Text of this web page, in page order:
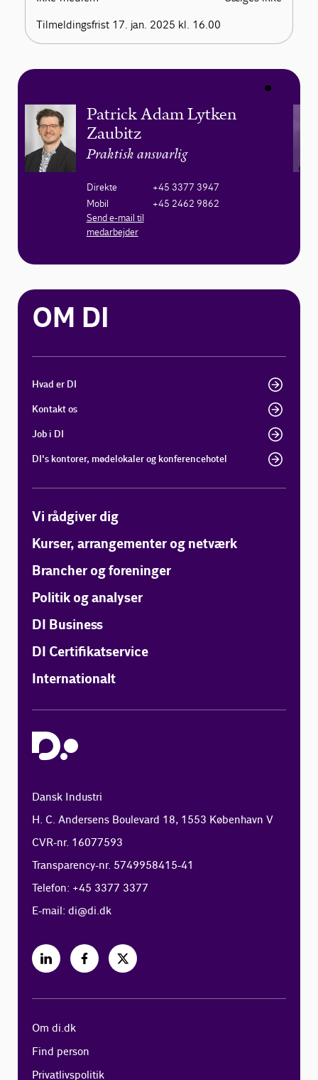
Tilmeldingsfrist 17. jan. 2025 kl. 16.00
Patrick Adam Lytken
Zaubitz
Praktisk ansvarlig
Direkte
+45 3377 3947
Mobil
+45 2462 9862
Send e-mail til
medarbejder
OM DI
Hvad er DI
Kontakt os
Job i DI
DI's kontorer, mødelokaler og konferencehotel
Vi rådgiver dig
Kurser, arrangementer og netværk
Brancher og foreninger
Politik og analyser
DI Business
DI Certifikatservice
Internationalt
Dansk Industri
H. C. Andersens Boulevard 18, 1553 København V
CVR-nr. 16077593
Transparency-nr. 5749958415-41
Telefon: +45 3377 3377
E-mail:di@di.dk
Om di.dk
Find person
Privatlivspolitik